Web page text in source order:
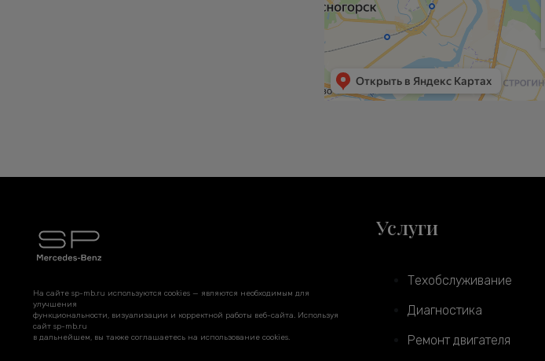
На сайте sp-mb.ru используются cookies — являются необходимым для
улучшения
функциональности, визуализации и корректной работы веб-сайта. Используя
сайт sp-mb.ru
в дальнейшем, вы также соглашаетесь на использование cookies.
Услуги
Техобслуживание
Диагностика
Ремонт двигателя